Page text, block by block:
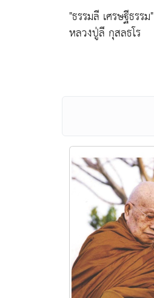
"ธรรมลี เศรษฐีธรรม"
หลวงปู่ลี กุสลธโร